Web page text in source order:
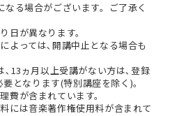
なる場合がございます。ご了承く
日が異なります。
よっては､開講中止となる場合も
､13ヵ月以上受講がない方は､登録
となります(特別講座を除く)。
費が含まれています。
には音楽著作権使用料が含まれて